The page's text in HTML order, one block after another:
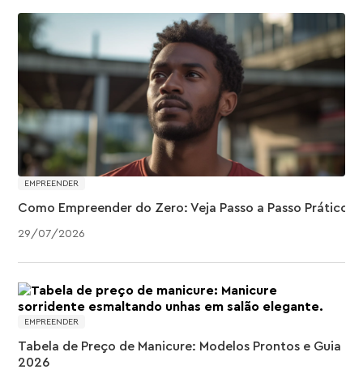
EMPREENDER
29/07/2026
Como Empreender do Zero: Veja Passo a Passo Prático
EMPREENDER
Tabela de Preço de Manicure: Modelos Prontos e Guia
2026